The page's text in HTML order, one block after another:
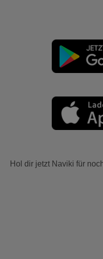
Hol dir jetzt Naviki für